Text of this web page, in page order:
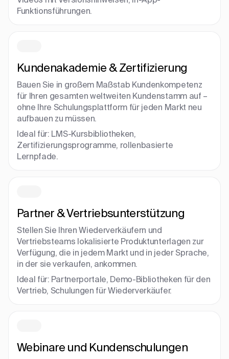
Funktionsführungen.
Kundenakademie & Zertifizierung
Bauen Sie in großem Maßstab Kundenkompetenz
für Ihren gesamten weltweiten Kundenstamm auf –
ohne Ihre Schulungsplattform für jeden Markt neu
aufbauen zu müssen.
Ideal für: LMS-Kursbibliotheken,
Zertifizierungsprogramme, rollenbasierte
Lernpfade.
Partner & Vertriebsunterstützung
Stellen Sie Ihren Wiederverkäufern und
Vertriebsteams lokalisierte Produktunterlagen zur
Verfügung, die in jedem Markt und in jeder Sprache,
in der sie verkaufen, ankommen.
Ideal für: Partnerportale, Demo-Bibliotheken für den
Vertrieb, Schulungen für Wiederverkäufer.
Webinare und Kundenschulungen